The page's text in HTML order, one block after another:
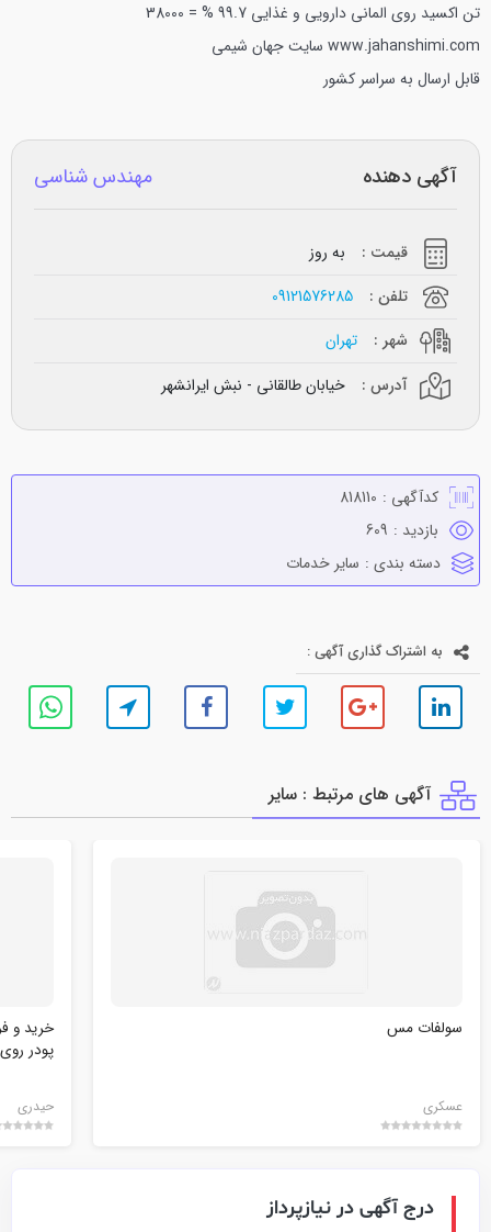
تن اکسید روی الماني دارویي و غذايي 99.7 % = 38000
www.jahanshimi.com سايت جهان شيمي
قابل ارسال به سراسر كشور
آگهی دهنده مهندس شناسی
قیمت :
به روز
تلفن :
09121576285
شهر :
تهران
آدرس :
خیابان طالقانی - نبش ایرانشهر
کدآگهی : 818110
بازدید : 609
دسته بندی : ساير خدمات
به اشتراک گذاری آگهی :
آگهی های مرتبط : ساير
سولفات مس
عسکری
خرید و
پودر
حیدری
درج آگهی در نیازپرداز